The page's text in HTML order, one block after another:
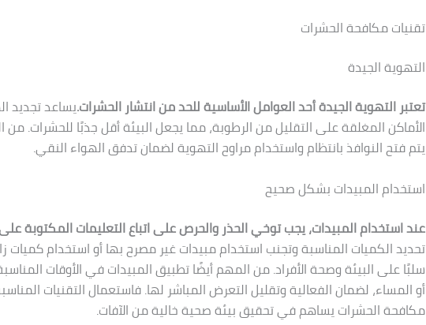
تقنيات مكافحة الحشرات
التهوية الجيدة
تعتبر التهوية الجيدة أحد العوامل الأساسية للحد من انتشار الحشرات.يساعد تجديد
الأماكن المغلقة على التقليل من الرطوبة، مما يجعل البيئة أقل جذبًا للحشرات. من
يتم فتح النوافذ بانتظام واستخدام مراوح التهوية لضمان تدفق الهواء النقي.
استخدام المبيدات بشكل صحيح
عند استخدام المبيدات، يجب توخي الحذر والحرص على اتباع التعليمات المكتوبة
تحديد الكميات المناسبة وتجنب استخدام مبيدات غير مصرح بها أو استخدام كميات
سلبًا على البيئة وصحة الأفراد. من المهم أيضًا تطبيق المبيدات في الأوقات
أو المساء، لضمان الفعالية وتقليل التعرض المباشر لها. فاستعمال التقنيات
مكافحة الحشرات يساهم في تحقيق بيئة صحية خالية من الآفات.